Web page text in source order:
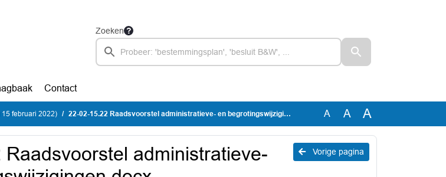
Zoeken
Contact
februari 2022) 22-02-15.22 Raadsvoorstel administratieve- en begrotingswijzigingen.docx A A A
Vorige pagina
administratieve-